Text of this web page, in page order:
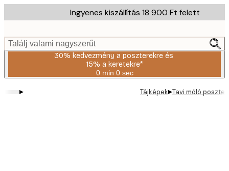
to
content.
Ingyenes kiszállítás 18 900 Ft felett
Találj valami nagyszerűt
30% kedvezmény a poszterekre és
15% a keretekre*
0 min 0 sec
Érvényes:
▸ Tájképek▸Tavi móló poszter